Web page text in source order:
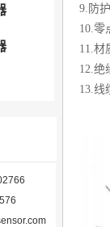
9.防
10.零
11.材
12.绝
13.线